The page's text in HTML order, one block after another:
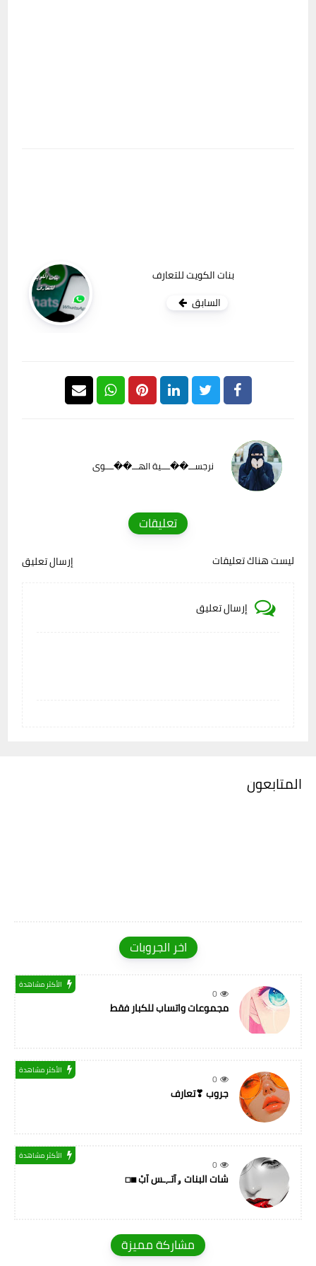
بنات الكويت للتعارف
السابق
نرجســـ��ــــية الهـــ��ــــوى
تعليقات
ليست هناك تعليقات إرسال تعليق
إرسال تعليق
المتابعون
اخر الجروبات
0
الأكثر مشاهدة
مجموعات واتساب للكبار فقط
0
الأكثر مشاهدة
جروب ❣تعارف
0
الأكثر مشاهدة
شات البنات ۅآتـ,ـس آبْ ◼◻
مشاركة مميزة